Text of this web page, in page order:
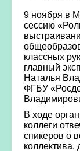
9 ноября в
сессию
классных
главный
Наталья
ФГБУ
В ходе
коллеги
спикеров о